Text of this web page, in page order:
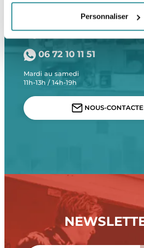
Personnaliser
BESOIN D’UN CONSEIL ?
01 47 31 84 24
06 72 10 11 51
Mardi au samedi
11h-13h / 14h-19h
NOUS-